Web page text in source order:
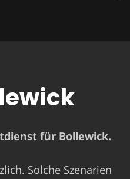
für Bollewick.
Solche Szenarien